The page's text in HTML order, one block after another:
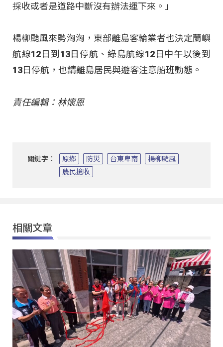
採收或者是道路中斷沒有辦法運下來。」
楊柳颱風來勢洶洶，東部離島客輪業者也決定蘭嶼
航線12日到13日停航、綠島航線12日中午以後到
13日停航，也請離島居民與遊客注意船班動態。
責任編輯：林懷恩
關鍵字： 原鄉 防災 台東卑南
楊柳颱風
農民搶收
相關文章